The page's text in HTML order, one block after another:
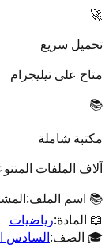
🚀
تحميل سريع
متاح على تيليجرام
📚
مكتبة شاملة
آلاف الملفات
📚 اسم الملف:
📖 المادة:رياضيات
🎓 الصف:السادس